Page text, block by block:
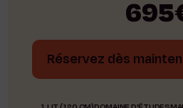
Réservez dès